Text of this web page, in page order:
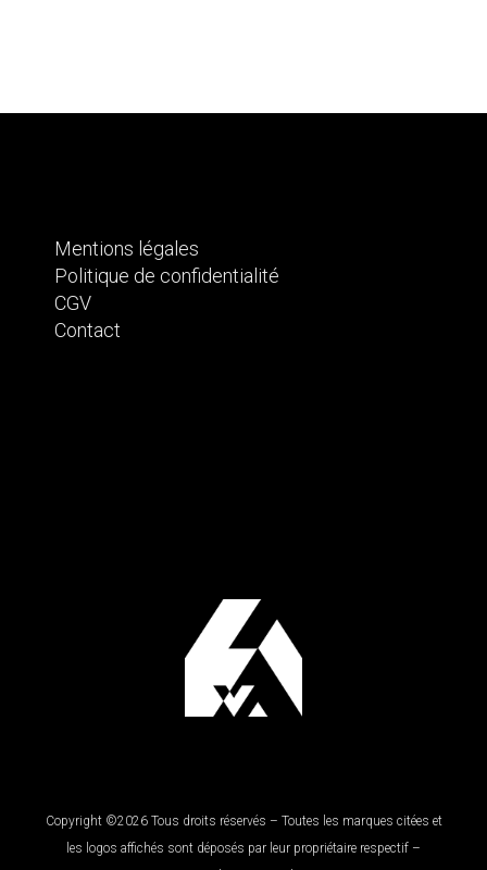
Mentions légales
Politique de confidentialité
CGV
Contact
Copyright ©2026 Tous droits réservés – Toutes les marques citées et
les logos affichés sont déposés par leur propriétaire respectif –